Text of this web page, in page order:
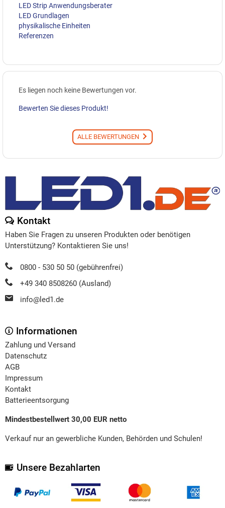
LED Strip Anwendungsberater
LED Grundlagen
physikalische Einheiten
Referenzen
Es liegen noch keine Bewertungen vor.
Bewerten Sie dieses Produkt!
ALLE BEWERTUNGEN
Kontakt
Haben Sie Fragen zu unseren Produkten oder benötigen
Unterstützung? Kontaktieren Sie uns!
0800 - 530 50 50 (gebührenfrei)
+49 340 8508260 (Ausland)
info@led1.de
Informationen
Zahlung und Versand
Datenschutz
AGB
Impressum
Kontakt
Batterieentsorgung
Mindestbestellwert 30,00 EUR netto
Verkauf nur an gewerbliche Kunden, Behörden und Schulen!
Unsere Bezahlarten